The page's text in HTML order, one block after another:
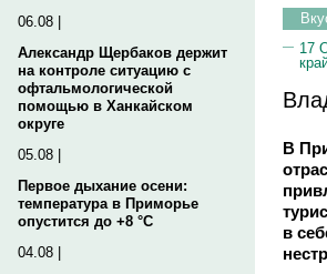
06.08 |
Александр Щербаков держит
на контроле ситуацию с
офтальмологической
помощью в Ханкайском
округе
05.08 |
Первое дыхание осени:
температура в Приморье
опустится до +8 °C
04.08 |
17
В
в